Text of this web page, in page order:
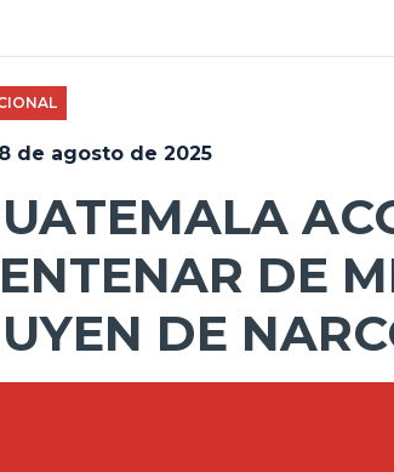
de agosto de 2025
DE
DE